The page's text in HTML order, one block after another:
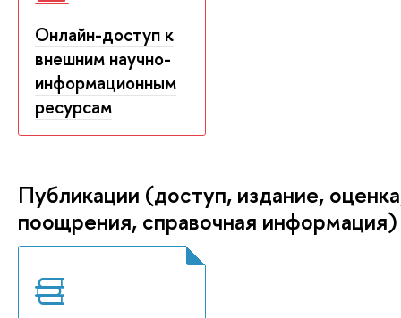
Онлайн-доступ к
внешним научно-
информационным
ресурсам
Публикации (доступ, издание,
поощрения, справочная информация)